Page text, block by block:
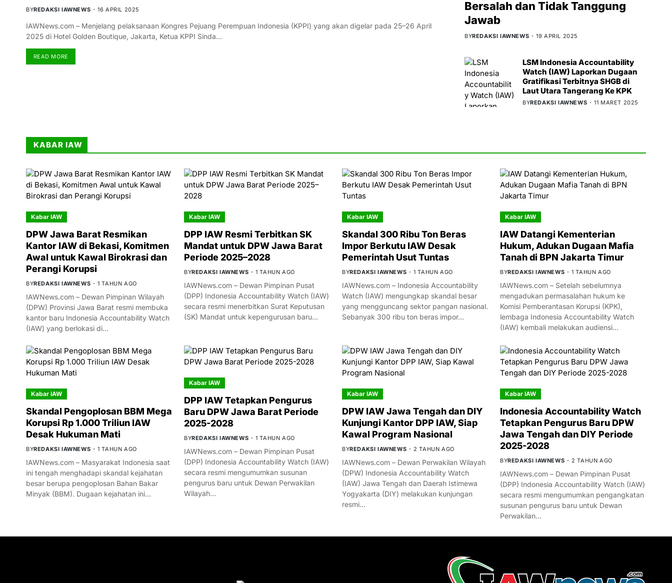
BYREDAKSI IAWNEWS 16 APRIL 2025
IAWNews.com – Menjelang pelaksanaan Kongres Pejuang Perempuan Indonesia (KPPI) yang akan digelar pada 25–26 April
2025 di Hotel Golden Boutique, Jakarta, Ketua KPPI Sinda…
READ MORE
Bersalah dan Tidak Tanggung
Jawab
BYREDAKSI IAWNEWS 19 APRIL 2025
LSM Indonesia Accountability
Watch (IAW) Laporkan Dugaan
Gratifikasi Terbitnya SHGB di
Laut Utara Tangerang Ke KPK
BYREDAKSI IAWNEWS 11 MARET 2025
KABAR IAW
Kabar IAW
DPW Jawa Barat Resmikan
Kantor IAW di Bekasi, Komitmen
Awal untuk Kawal Birokrasi dan
Perangi Korupsi
BYREDAKSI IAWNEWS 1 TAHUN AGO
IAWNews.com – Dewan Pimpinan Wilayah
(DPW) Provinsi Jawa Barat resmi membuka
kantor baru Indonesia Accountability Watch
(IAW) yang berlokasi di…
Kabar IAW
DPP IAW Resmi Terbitkan SK
Mandat untuk DPW Jawa Barat
Periode 2025–2028
BYREDAKSI IAWNEWS 1 TAHUN AGO
IAWNews.com – Dewan Pimpinan Pusat
(DPP) Indonesia Accountability Watch (IAW)
secara resmi menerbitkan Surat Keputusan
(SK) Mandat untuk kepengurusan baru…
Kabar IAW
Skandal 300 Ribu Ton Beras
Impor Berkutu IAW Desak
Pemerintah Usut Tuntas
BYREDAKSI IAWNEWS 1 TAHUN AGO
IAWNews.com – Indonesia Accountability
Watch (IAW) mengungkap skandal besar
yang mengguncang sektor pangan nasional.
Sebanyak 300 ribu ton beras impor…
Kabar IAW
IAW Datangi Kementerian
Hukum, Adukan Dugaan Mafia
Tanah di BPN Jakarta Timur
BYREDAKSI IAWNEWS 1 TAHUN AGO
IAWNews.com – Setelah sebelumnya
mengadukan permasalahan hukum ke
Komisi Pemberantasan Korupsi (KPK),
lembaga Indonesia Accountability Watch
(IAW) kembali melakukan audiensi…
Kabar IAW
Skandal Pengoplosan BBM Mega
Korupsi Rp 1.000 Triliun IAW
Desak Hukuman Mati
BYREDAKSI IAWNEWS 1 TAHUN AGO
IAWNews.com – Masyarakat Indonesia saat
ini tengah menghadapi skandal kejahatan
besar berupa pengoplosan Bahan Bakar
Minyak (BBM). Dugaan kejahatan ini…
Kabar IAW
DPP IAW Tetapkan Pengurus
Baru DPW Jawa Barat Periode
2025-2028
BYREDAKSI IAWNEWS 1 TAHUN AGO
IAWNews.com – Dewan Pimpinan Pusat
(DPP) Indonesia Accountability Watch (IAW)
secara resmi mengumumkan susunan
pengurus baru untuk Dewan Perwakilan
Wilayah…
Kabar IAW
DPW IAW Jawa Tengah dan DIY
Kunjungi Kantor DPP IAW, Siap
Kawal Program Nasional
BYREDAKSI IAWNEWS 2 TAHUN AGO
IAWNews.com – Dewan Perwakilan Wilayah
(DPW) Indonesia Accountability Watch
(IAW) Jawa Tengah dan Daerah Istimewa
Yogyakarta (DIY) melakukan kunjungan
resmi…
Kabar IAW
Indonesia Accountability Watch
Tetapkan Pengurus Baru DPW
Jawa Tengah dan DIY Periode
2025-2028
BYREDAKSI IAWNEWS 2 TAHUN AGO
IAWNews.com – Dewan Pimpinan Pusat
(DPP) Indonesia Accountability Watch (IAW)
secara resmi mengumumkan pengangkatan
susunan pengurus baru untuk Dewan
Perwakilan…